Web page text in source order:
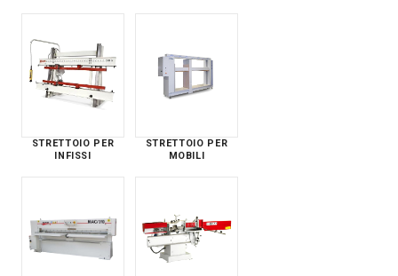
STRETTOIO PER
INFISSI
STRETTOIO PER
MOBILI